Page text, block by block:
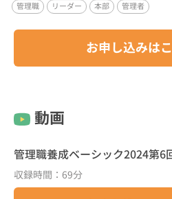
管理職 リーダー 本部 管理者
お申し込みは
動画
管理職養成ベーシック2024第6
収録時間：69分